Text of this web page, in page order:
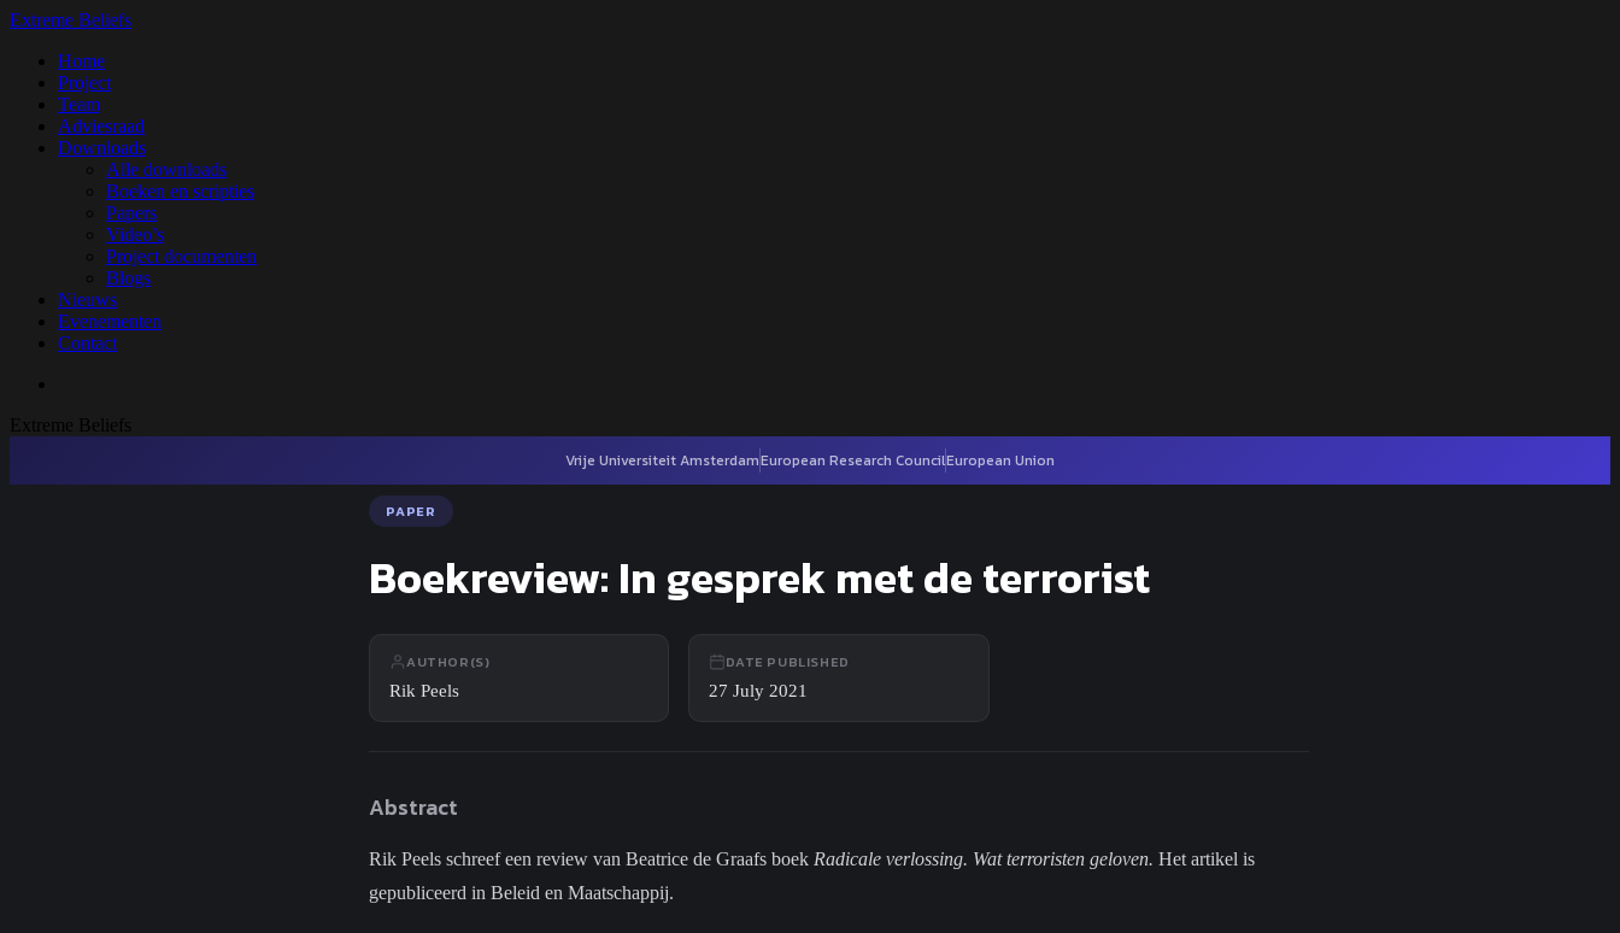
Skip
main
content
Extreme Beliefs
search
Menu
Home
Project
Team
Adviesraad
Downloads
Alle downloads
Boeken en scripties
Papers
Video’s
Project documenten
Blogs
Nieuws
Evenementen
Contact
Extreme Beliefs
Vrije Universiteit AmsterdamEuropean Research CouncilEuropean Union
Press enter to begin your search
PAPER
Boekreview: In gesprek met de terrorist
AUTHOR(S)
Rik Peels
DATE PUBLISHED
27 July 2021
Abstract
Rik Peels schreef een review van Beatrice de Graafs boek Radicale verlossing. Wat terroristen geloven. Het artikel is
gepubliceerd in Beleid en Maatschappij.